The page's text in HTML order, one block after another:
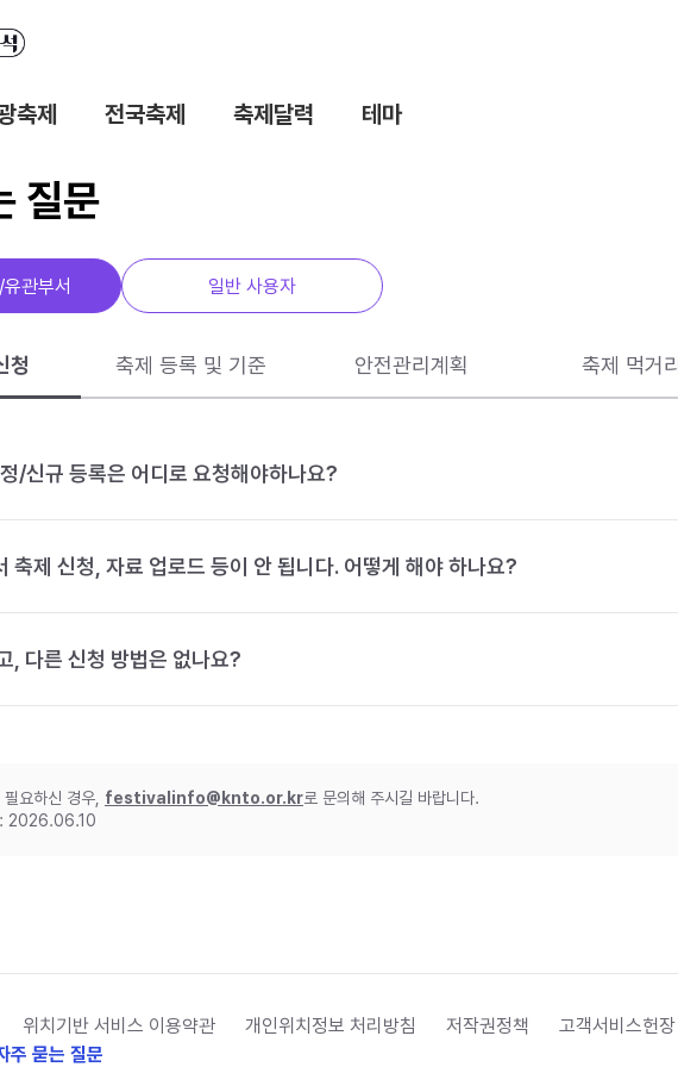
축제 전국축제 축제달력 테마
질문
관부서 일반 사용자
청 축제 등록 및 기준 안전관리계획 축제 먹거리
/신규 등록은 어디로 요청해야하나요?
축제 신청, 자료 업로드 등이 안 됩니다. 어떻게 해야 하나요?
, 다른 신청 방법은 없나요?
요하신 경우, festivalinfo@knto.or.kr로 문의해 주시길 바랍니다.
: 2026.06.10
위치기반 서비스 이용약관 개인위치정보 처리방침 저작권정책 고객서비스헌장
주 묻는 질문